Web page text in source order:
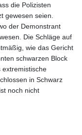
die Polizisten
gewesen seien.
der Demonstrant
Die Schläge auf
wie das Gericht
schwarzen Block
extremistische
in Schwarz
noch nicht